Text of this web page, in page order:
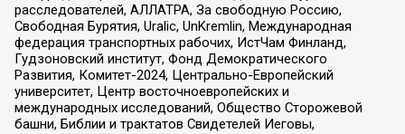
расследователей, АЛЛАТРА, За свободную Россию,
Свободная Бурятия, Uralic, UnKremlin, Международная
федерация транспортных рабочих, ИстЧам Финланд,
Гудзоновский институт, Фонд Демократического
Развития, Комитет-2024, Центрально-Европейский
университет, Центр восточноевропейских и
международных исследований, Общество Сторожевой
башни, Библии и трактатов Свидетелей Иеговы,